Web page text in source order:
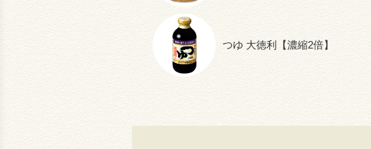
つゆ 大徳利【濃縮2倍】